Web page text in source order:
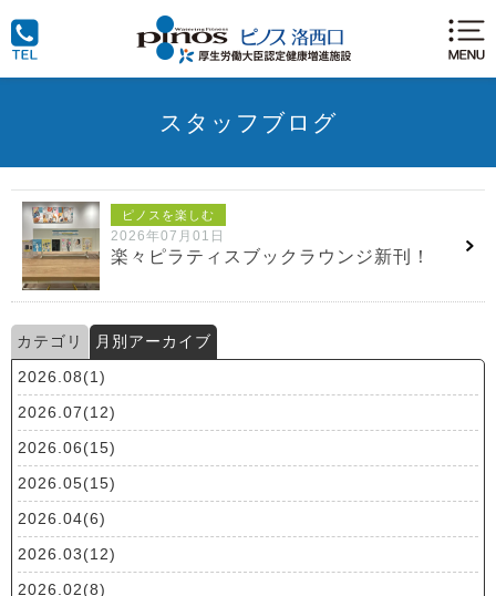
スタッフブログ
ピノスを楽しむ
2026年07月01日
楽々ピラティスブックラウンジ新刊！
カテゴリ
月別アーカイブ
2026.08(1)
2026.07(12)
2026.06(15)
2026.05(15)
2026.04(6)
2026.03(12)
2026.02(8)